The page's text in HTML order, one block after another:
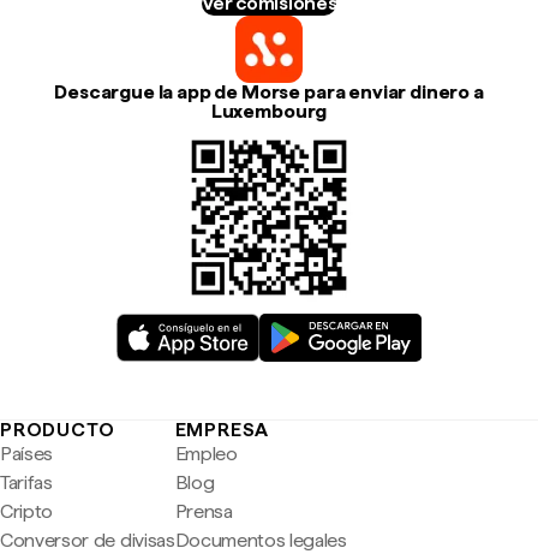
Descargue la app de Morse para enviar dinero a
Luxembourg
PRODUCTO
Países
Tarifas
Cripto
Conversor de divisas
EMPRESA
Empleo
Blog
Prensa
Documentos legales